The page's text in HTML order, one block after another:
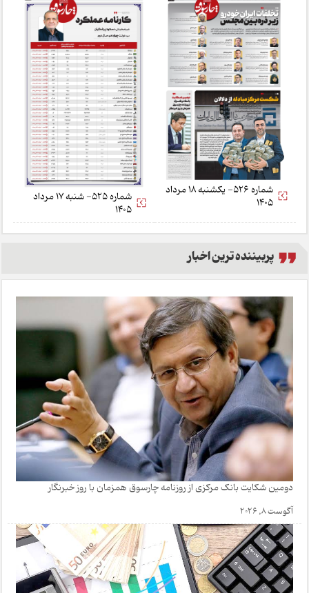
شماره 526- یکشنبه 18 مرداد
1405
شماره 525- شنبه 17 مرداد
1405
پربیننده ترین اخبار
دومین شکایت بانک مرکزی از روزنامه چارسوق همزمان با روز خبرنگار
آگوست 8, 2026